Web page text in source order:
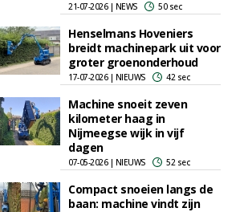
21-07-2026 | NEWS 50 sec
Henselmans Hoveniers
breidt machinepark uit voor
groter groenonderhoud
17-07-2026 | NIEUWS 42 sec
Machine snoeit zeven
kilometer haag in
Nijmeegse wijk in vijf
dagen
07-05-2026 | NIEUWS 52 sec
Compact snoeien langs de
baan: machine vindt zijn